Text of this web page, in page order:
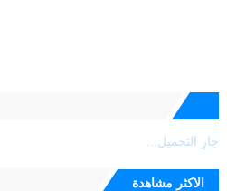
جارٍ التحميل...
الاكثر مشاهدة